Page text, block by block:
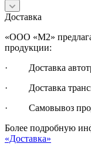
Доставка
«ООО «М2»
продукции:
· Доставка
· Доставка
· Самовывоз
Более подробную
«Доставка»